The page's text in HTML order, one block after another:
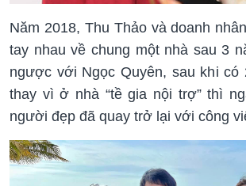
Năm 2018, Thu Thảo và doanh
tay nhau về chung một nhà sau 3
ngược với Ngọc Quyên, sau khi có
thay vì ở nhà “tề gia nội trợ” thì
người đẹp đã quay trở lại với công